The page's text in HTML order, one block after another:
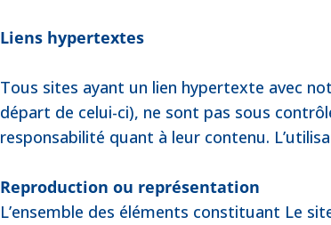
Liens hypertextes
Tous sites ayant un lien hypertexte avec
départ de celui-ci), ne sont pas sous
responsabilité quant à leur contenu.
Reproduction ou représentation
L’ensemble des éléments constituant Le